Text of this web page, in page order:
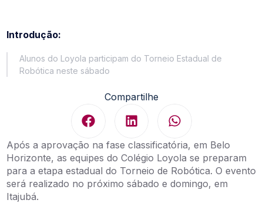
Introdução:
Alunos do Loyola participam do Torneio Estadual de
Robótica neste sábado
Compartilhe
Após a aprovação na fase classificatória, em Belo
Horizonte, as equipes do Colégio Loyola se preparam
para a etapa estadual do Torneio de Robótica. O evento
será realizado no próximo sábado e domingo, em
Itajubá.